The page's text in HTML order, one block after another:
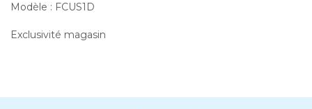
Modèle : FCUS1D
Exclusivité magasin